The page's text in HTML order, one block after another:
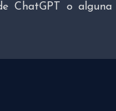
ChatGPT o